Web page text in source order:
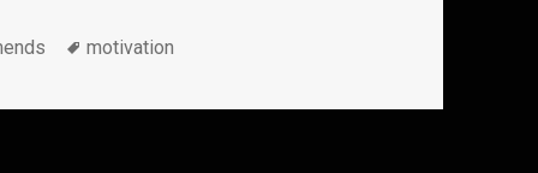
Метки
motivation